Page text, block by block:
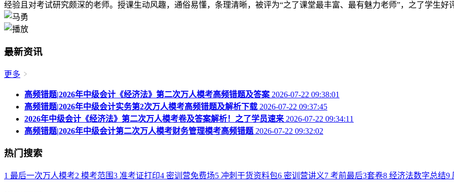
经验且对考试研究颇深的老师。授课生动风趣，通俗易懂，条理清晰，被评为“之了课堂最丰富、最有魅力老师”，之了学生好
最新资讯
更多
高频错题|2026年中级会计《经济法》第二次万人模考高频错题及答案 2026-07-22 09:38:01
高频错题|2026年中级会计实务第2次万人模考高频错题及解析下载 2026-07-22 09:37:45
2026年中级会计《经济法》第二次万人模考卷及答案解析！之了学员速来 2026-07-22 09:34:11
高频错题|2026年中级会计第二次万人模考财务管理模考高频错题 2026-07-22 09:32:02
热门搜索
1 最后一次万人模考2 模考范围3 准考证打印4 密训营免费场5 冲刺干货资料包6 密训营讲义7 考前最后3套卷8 经济法数字总结9